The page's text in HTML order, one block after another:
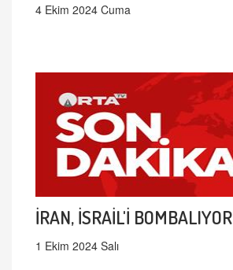
4 Ekim 2024 Cuma
İRAN, İSRAİL'İ BOMBALIYOR
1 Ekim 2024 Salı